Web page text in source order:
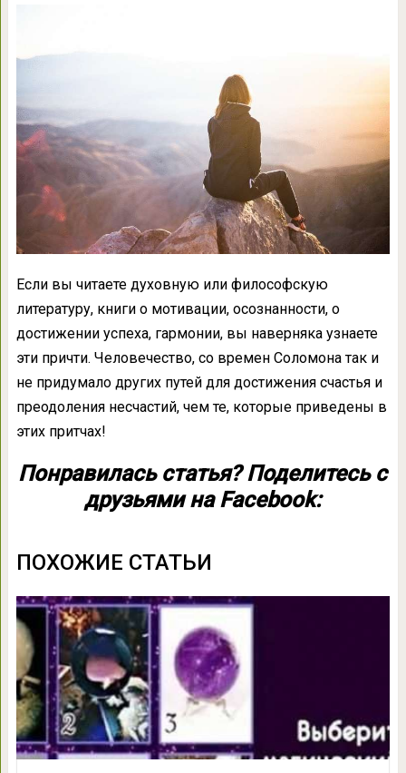
Если вы читаете духовную или философскую
литературу, книги о мотивации, осознанности, о
достижении успеха, гармонии, вы наверняка узнаете
эти причти. Человечество, со времен Соломона так и
не придумало других путей для достижения счастья и
преодоления несчастий, чем те, которые приведены в
этих притчах!
Понравилась статья? Поделитесь с
друзьями на Facebook:
ПОХОЖИЕ СТАТЬИ